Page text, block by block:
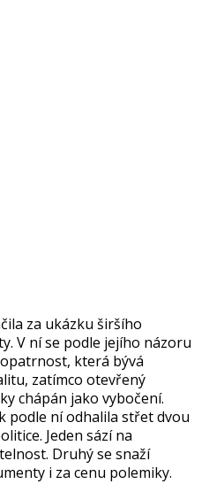
za ukázku širšího
V ní se podle jejího názoru
která bývá
zatímco otevřený
chápán jako vybočení.
podle ní odhalila střet dvou
Jeden sází na
Druhý se snaží
i za cenu polemiky.